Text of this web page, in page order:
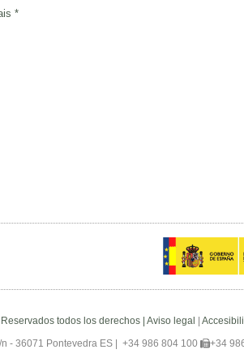
*
todos los derechos | Aviso legal
- 36071 Pontevedra ES | +34 986 804 100 +34